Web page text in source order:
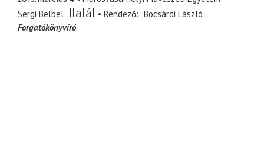
Sergi Belbel Halál Rendező
Bocsárdi László
Forgatókönyvíró